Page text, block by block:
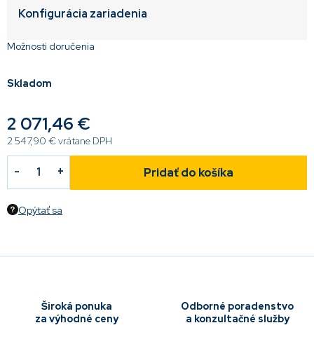
2 071,46 €
2 547,90 €vrátane DPH
Skladom
Konfigurácia zariadenia
Možnosti doručenia
Pridať do košíka
Opýtať sa
Široká ponuka
za výhodné ceny
Odborné poradenstvo
a konzultačné služby